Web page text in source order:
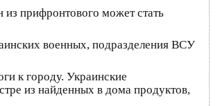
прифронтового может стать
военных, подразделения ВСУ
к городу. Украинские
из найденных в дома продуктов,